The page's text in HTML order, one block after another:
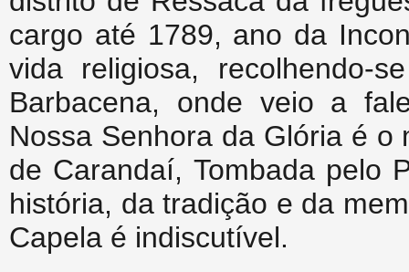
cargo até 1789, ano da
vida religiosa, recolhendo-
Barbacena, onde veio a
Nossa Senhora da Glória é
de Carandaí, Tombada pelo
história, da tradição e da
Capela é indiscutível.